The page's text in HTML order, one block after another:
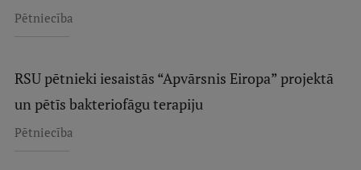
Pētniecība
RSU pētnieki iesaistās “Apvārsnis Eiropa” projektā
un pētīs bakteriofāgu terapiju
Pētniecība